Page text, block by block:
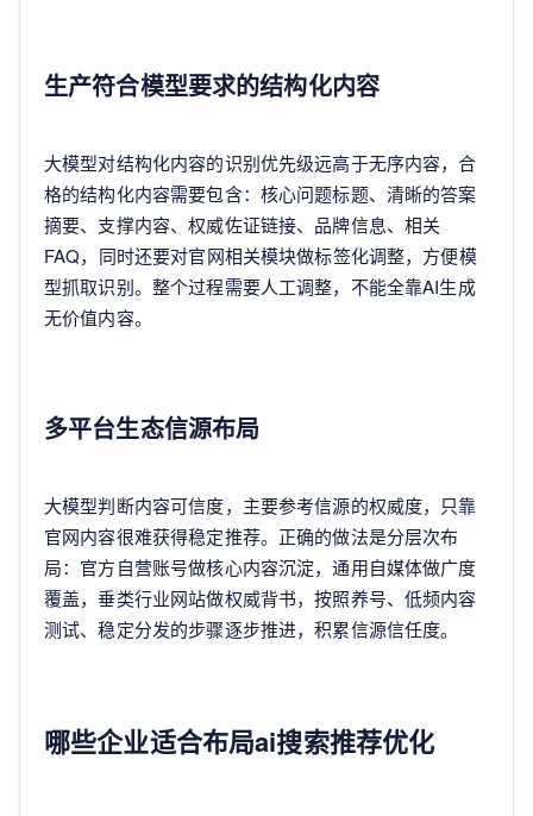
生产符合模型要求的结构化内容
大模型对结构化内容的识别优先级远高于无序内容，合
格的结构化内容需要包含：核心问题标题、清晰的答案
摘要、支撑内容、权威佐证链接、品牌信息、相关
FAQ，同时还要对官网相关模块做标签化调整，方便模
型抓取识别。整个过程需要人工调整，不能全靠AI生成
无价值内容。
多平台生态信源布局
大模型判断内容可信度，主要参考信源的权威度，只靠
官网内容很难获得稳定推荐。正确的做法是分层次布
局：官方自营账号做核心内容沉淀，通用自媒体做广度
覆盖，垂类行业网站做权威背书，按照养号、低频内容
测试、稳定分发的步骤逐步推进，积累信源信任度。
哪些企业适合布局ai搜索推荐优化